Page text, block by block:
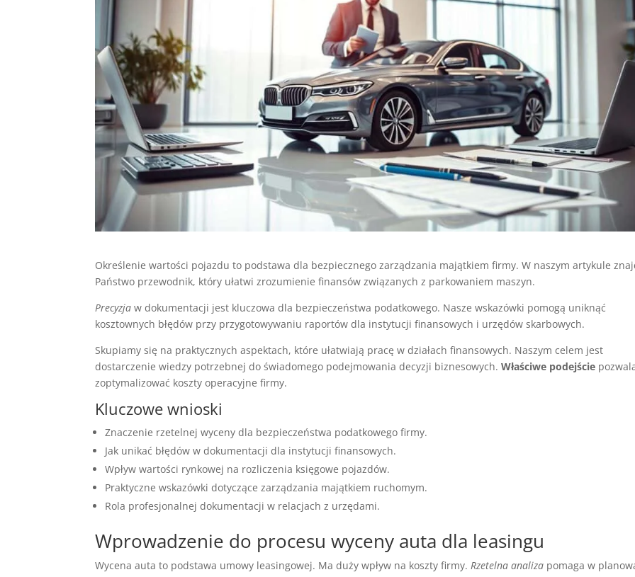
Określenie wartości pojazdu to podstawa dla bezpiecznego zarządzania majątkiem firmy. W naszym artykule
Państwo przewodnik, który ułatwi zrozumienie finansów związanych z parkowaniem maszyn.
Precyzja w dokumentacji jest kluczowa dla bezpieczeństwa podatkowego. Nasze wskazówki pomogą uniknąć
kosztownych błędów przy przygotowywaniu raportów dla instytucji finansowych i urzędów skarbowych.
Skupiamy się na praktycznych aspektach, które ułatwiają pracę w działach finansowych. Naszym celem jest
dostarczenie wiedzy potrzebnej do świadomego podejmowania decyzji biznesowych.Właściwe podejście
zoptymalizować koszty operacyjne firmy.
Kluczowe wnioski
Znaczenie rzetelnej wyceny dla bezpieczeństwa podatkowego firmy.
Jak unikać błędów w dokumentacji dla instytucji finansowych.
Wpływ wartości rynkowej na rozliczenia księgowe pojazdów.
Praktyczne wskazówki dotyczące zarządzania majątkiem ruchomym.
Rola profesjonalnej dokumentacji w relacjach z urzędami.
Wprowadzenie do procesu wyceny auta dla leasingu
Wycena auta to podstawa umowy leasingowej. Ma duży wpływ na koszty firmy. Rzetelna analiza pomaga w